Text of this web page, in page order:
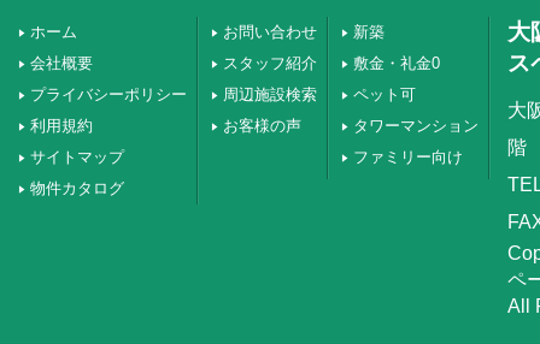
ホーム
会社概要
プライバシーポリシー
利用規約
サイトマップ
物件カタログ
お問い合わせ
スタッフ紹介
周辺施設検索
お客様の声
新築
敷金・礼金0
ペット可
タワーマンション
ファミリー向け
大
ス
大
階
ペ
All